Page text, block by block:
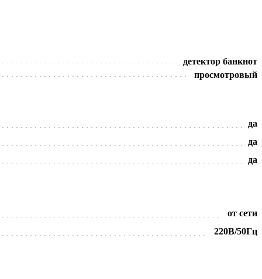
детектор банкнот
просмотровый
да
да
да
от сети
220В/50Гц